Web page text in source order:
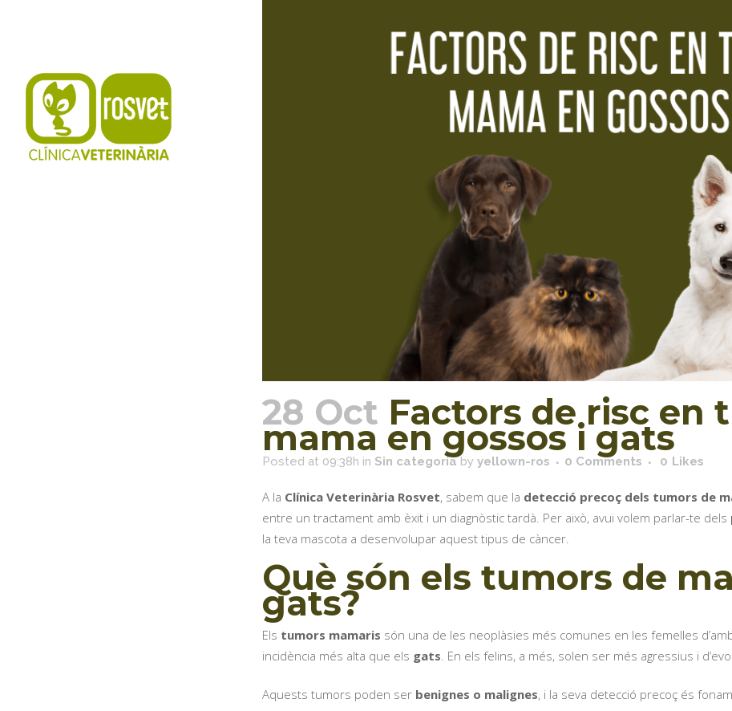
28 Oct Factors de risc en
mama en gossos i gats
Posted at 09:38h in Sin categoría by yellown-ros 0 Comments 0 Likes
A la Clínica Veterinària Rosvet, sabem que la detecció precoç dels tumors de
entre un tractament amb èxit i un diagnòstic tardà. Per això, avui volem parlar-te dels
la teva mascota a desenvolupar aquest tipus de càncer.
Què són els tumors de
gats?
Els tumors mamaris són una de les neoplàsies més comunes en les femelles
incidència més alta que els gats. En els felins, a més, solen ser més agressius i
Aquests tumors poden ser benignes o malignes, i la seva detecció precoç és